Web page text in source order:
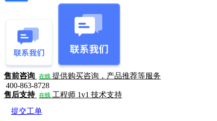
售前咨询 在线 提供购买咨询，产品推荐等服务
400-863-8728
售后支持 在线 工程师 1v1 技术支持
提交工单